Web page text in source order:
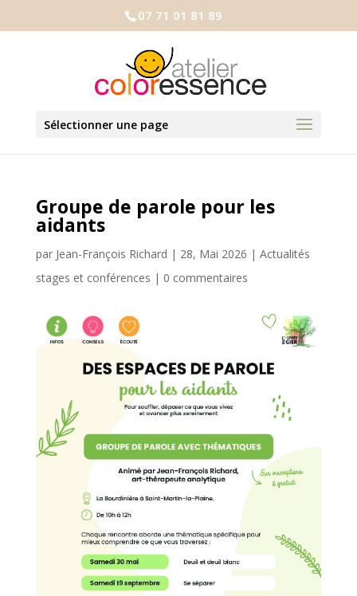
07 71 01 81 89
Sélectionner une page
Groupe de parole pour les
aidants
par Jean-François Richard | 28, Mai 2026 | Actualités
stages et conférences | 0 commentaires